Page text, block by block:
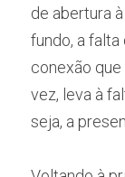
de abertura
fundo, a
conexão
vez, leva à
seja, a